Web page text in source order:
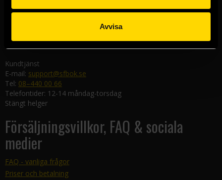
Avvisa
582 19 Linköping
Kundtjänst
E-mail: support@sfbok.se
Tel: 08–440 00 66
Telefontider: 12-14 måndag-torsdag
Stängt helger
Försäljningsvillkor, FAQ & sociala
medier
FAQ - vanliga frågor
Priser och betalning